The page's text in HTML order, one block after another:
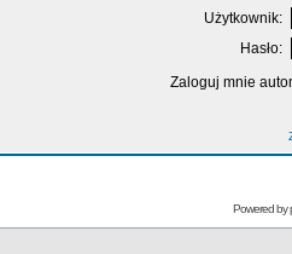
Użytkownik:
Hasło:
Zaloguj mnie
Powered by